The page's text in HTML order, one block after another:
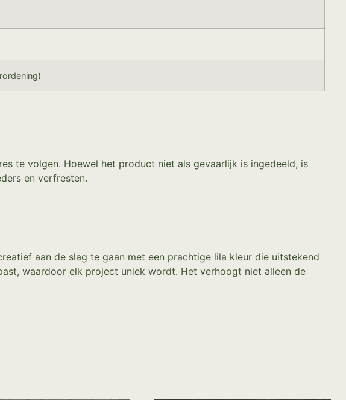
te volgen. Hoewel het product niet als gevaarlijk is ingedeeld, is
en verfresten.
aan de slag te gaan met een prachtige lila kleur die uitstekend
waardoor elk project uniek wordt. Het verhoogt niet alleen de